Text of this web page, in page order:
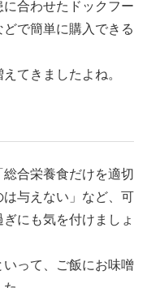
合わせたドックフー
で簡単に購入できる
てきましたよね。
合栄養食だけを適切
与えない」など、可
にも気を付けましょ
って、ご飯にお味噌